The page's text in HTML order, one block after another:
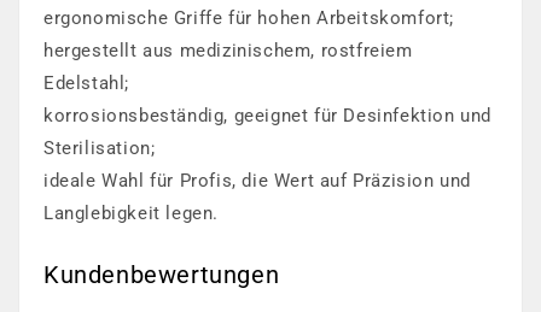
ergonomische Griffe für hohen Arbeitskomfort;
hergestellt aus medizinischem, rostfreiem
Edelstahl;
korrosionsbeständig, geeignet für Desinfektion und
Sterilisation;
ideale Wahl für Profis, die Wert auf Präzision und
Langlebigkeit legen.
Kundenbewertungen